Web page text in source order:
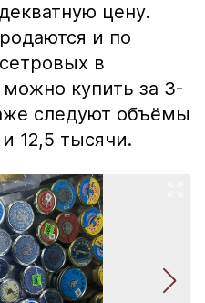
цену.
и по
в
купить за 3-
следуют объёмы
12,5 тысячи.